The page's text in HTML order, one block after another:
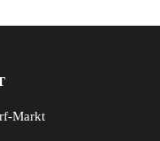
Markt